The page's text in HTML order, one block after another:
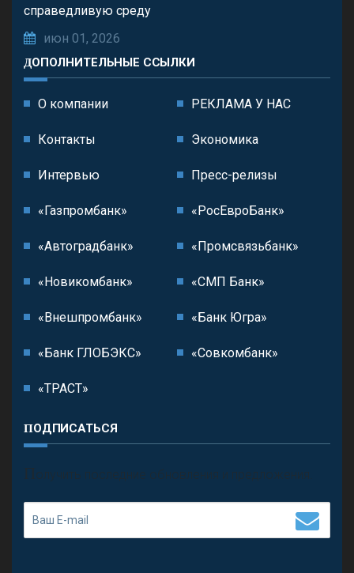
справедливую среду
июн 01, 2026
ДОПОЛНИТЕЛЬНЫЕ ССЫЛКИ
О компании РЕКЛАМА У НАС
Контакты Экономика
Интервью Пресс-релизы
«Газпромбанк» «РосЕвроБанк»
«Автоградбанк» «Промсвязьбанк»
«Новикомбанк» «СМП Банк»
«Внешпромбанк» «Банк Югра»
«Банк ГЛОБЭКС» «Совкомбанк»
«ТРАСТ»
ПОДПИСАТЬСЯ
П олучить последние обновления и предложения.